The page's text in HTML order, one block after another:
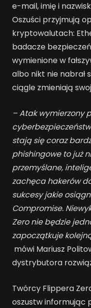
e-mail, imię i
Oszuści przyjmują
kryptowalutach:
badacze
wymienione w
albo nikt nie nabrał
ciągle zmieniają
– Atak wymierzony
stają się coraz
phishingowe to już
przemyślane,
zachęca hakerów
sukcesy jakie
Compromise.
Zero nie będzie
zapoczątkuje
mówi Mariusz
dystrybutora
Twórcy Flippera
oszustw informując